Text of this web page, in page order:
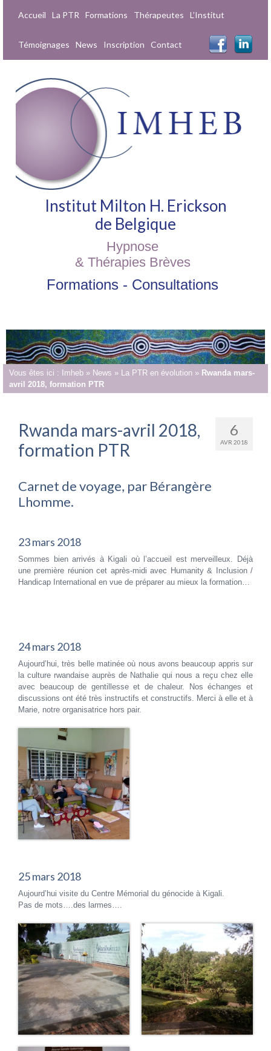
Accueil La PTR Formations Thérapeutes L’Institut
Témoignages News Inscription Contact
Institut Milton H. Erickson
de Belgique
Hypnose
& Thérapies Brèves
Formations - Consultations
Vous êtes ici : Imheb » News » La PTR en évolution » Rwanda mars-
avril 2018, formation PTR
6
AVR 2018
Rwanda mars-avril 2018,
formation PTR
Carnet de voyage, par Bérangère
Lhomme.
23 mars 2018
Sommes bien arrivés à Kigali où l’accueil est merveilleux. Déjà
une première réunion cet après-midi avec Humanity & Inclusion /
Handicap International en vue de préparer au mieux la formation…
24 mars 2018
Aujourd’hui, très belle matinée où nous avons beaucoup appris sur
la culture rwandaise auprès de Nathalie qui nous a reçu chez elle
avec beaucoup de gentillesse et de chaleur. Nos échanges et
discussions ont été très instructifs et constructifs. Merci à elle et à
Marie, notre organisatrice hors pair.
25 mars 2018
Aujourd’hui visite du Centre Mémorial du génocide à Kigali.
Pas de mots….des larmes….